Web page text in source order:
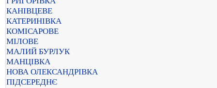
КАНІВЦЕВЕ
КАТЕРИНІВКА
КОМІСАРОВЕ
МІЛОВЕ
МАЛИЙ БУРЛУК
МАНЦІВКА
НОВА ОЛЕКСАНДРІВКА
ПІДСЕРЕДНЄ